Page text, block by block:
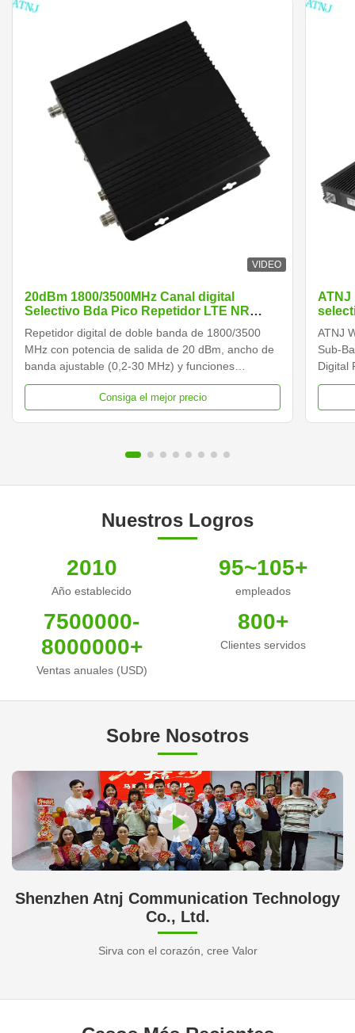
VIDEO
20dBm 1800/3500MHz Canal digital
Selectivo Bda Pico Repetidor LTE NR
Repetidor digital de doble banda de 1800/3500
MHz con potencia de salida de 20 dBm, ancho de
banda ajustable (0,2-30 MHz) y funciones
inteligentes como control de ganancia automática
y monitoreo remoto. Diseño compacto para una
Consiga el mejor precio
ATNJ
ATNJ
Sub-
Digital
Nuestros Logros
2010
Año establecido
95~105+
empleados
7500000-
8000000+
Ventas anuales (USD)
800+
Clientes servidos
Sobre Nosotros
Shenzhen Atnj Communication Technology
Co., Ltd.
Sirva con el corazón, cree Valor